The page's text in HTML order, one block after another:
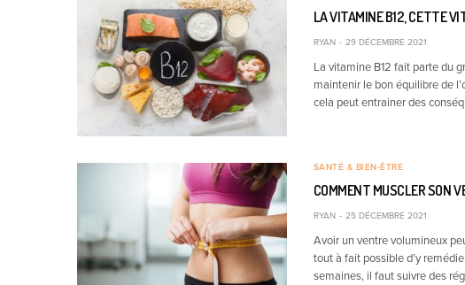
LA VITAMINE B12, CETTE
RYAN 29 DÉCEMBRE 2021
La vitamine B12 fait parte du
maintenir le bon équilibre de
cela peut entrainer des
SANTÉ & BIEN-ÊTRE
COMMENT MUSCLER SON
RYAN 25 DÉCEMBRE 2021
Avoir un ventre volumineux
tout à fait possible d’y
semaines, il faut suivre des